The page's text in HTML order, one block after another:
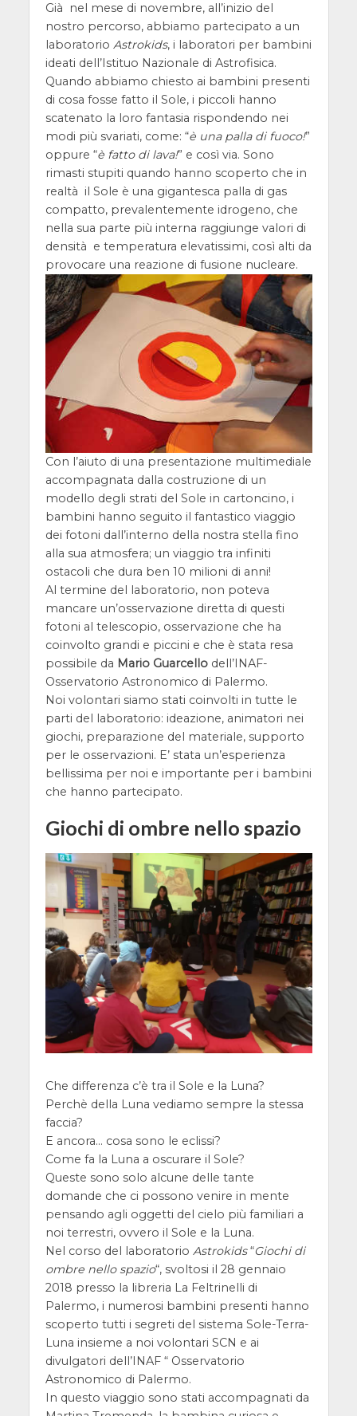
Già nel mese di novembre, all’inizio del
nostro percorso, abbiamo partecipato a un
laboratorio Astrokids, i laboratori per bambini
ideati dell’Istituo Nazionale di Astrofisica.
Quando abbiamo chiesto ai bambini presenti
di cosa fosse fatto il Sole, i piccoli hanno
scatenato la loro fantasia rispondendo nei
modi più svariati, come: “è una palla di fuoco!”
oppure “è fatto di lava!” e così via. Sono
rimasti stupiti quando hanno scoperto che in
realtà il Sole è una gigantesca palla di gas
compatto, prevalentemente idrogeno, che
nella sua parte più interna raggiunge valori di
densità e temperatura elevatissimi, così alti da
provocare una reazione di fusione nucleare.
Con l’aiuto di una presentazione multimediale
accompagnata dalla costruzione di un
modello degli strati del Sole in cartoncino, i
bambini hanno seguito il fantastico viaggio
dei fotoni dall’interno della nostra stella fino
alla sua atmosfera; un viaggio tra infiniti
ostacoli che dura ben 10 milioni di anni!
Al termine del laboratorio, non poteva
mancare un’osservazione diretta di questi
fotoni al telescopio, osservazione che ha
coinvolto grandi e piccini e che è stata resa
possibile da Mario Guarcellodell’INAF-
Osservatorio Astronomico di Palermo.
Noi volontari siamo stati coinvolti in tutte le
parti del laboratorio: ideazione, animatori nei
giochi, preparazione del materiale, supporto
per le osservazioni. E’ stata un’esperienza
bellissima per noi e importante per i bambini
che hanno partecipato.
Giochi di ombre nello spazio
Che differenza c’è tra il Sole e la Luna?
Perchè della Luna vediamo sempre la stessa
faccia?
E ancora… cosa sono le eclissi?
Come fa la Luna a oscurare il Sole?
Queste sono solo alcune delle tante
domande che ci possono venire in mente
pensando agli oggetti del cielo più familiari a
noi terrestri, ovvero il Sole e la Luna.
Nel corso del laboratorio Astrokids“Giochi di
ombre nello spazio“, svoltosi il 28 gennaio
2018 presso la libreria La Feltrinelli di
Palermo, i numerosi bambini presenti hanno
scoperto tutti i segreti del sistema Sole-Terra-
Luna insieme a noi volontari SCN e ai
divulgatori dell’INAF “ Osservatorio
Astronomico di Palermo.
In questo viaggio sono stati accompagnati da